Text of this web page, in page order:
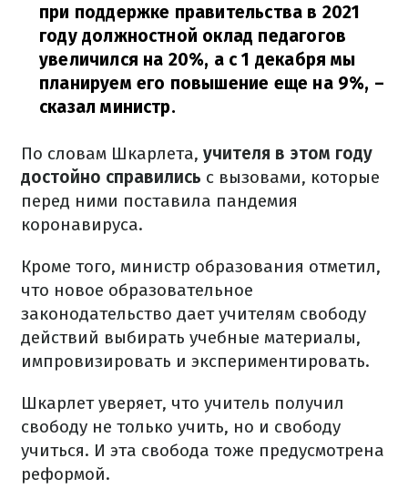
при поддержке правительства в 2021
году должностной оклад педагогов
увеличился на 20%, а с 1 декабря мы
планируем его повышение еще на 9%, –
сказал министр.
По словам Шкарлета, учителя в этом году
достойно справились с вызовами, которые
перед ними поставила пандемия
коронавируса.
Кроме того, министр образования отметил,
что новое образовательное
законодательство дает учителям свободу
действий выбирать учебные материалы,
импровизировать и экспериментировать.
Шкарлет уверяет, что учитель получил
свободу не только учить, но и свободу
учиться. И эта свобода тоже предусмотрена
реформой.